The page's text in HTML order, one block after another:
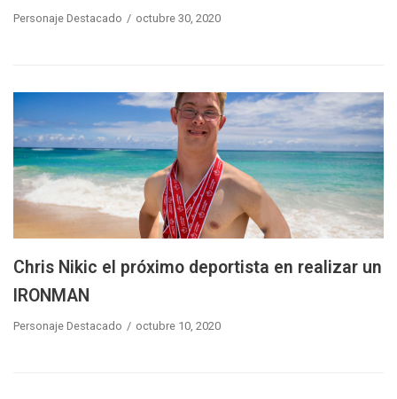
Personaje Destacado octubre 30, 2020
Chris Nikic el próximo deportista en realizar un
IRONMAN
Personaje Destacado octubre 10, 2020